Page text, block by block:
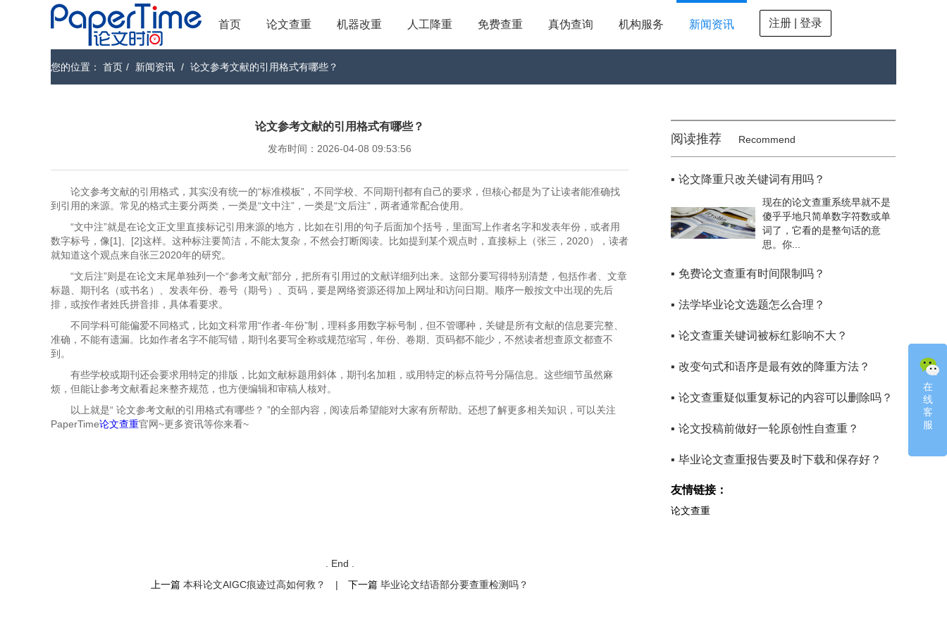
首页 论文查重 机器改重 人工降重 免费查重 真伪查询 机构服务 新闻资讯 注册 | 登录
在
线
客
服
您的位置： 首页 / 新闻资讯 / 论文参考文献的引用格式有哪些？
论文参考文献的引用格式有哪些？
发布时间：2026-04-08 09:53:56
论文参考文献的引用格式，其实没有统一的“标准模板”，不同学校、不同期刊都有自己的要求，但核心都是为了让读者能准确找
到引用的来源。常见的格式主要分两类，一类是“文中注”，一类是“文后注”，两者通常配合使用。
“文中注”就是在论文正文里直接标记引用来源的地方，比如在引用的句子后面加个括号，里面写上作者名字和发表年份，或者用
数字标号，像[1]、[2]这样。这种标注要简洁，不能太复杂，不然会打断阅读。比如提到某个观点时，直接标上（张三，2020），读者
就知道这个观点来自张三2020年的研究。
“文后注”则是在论文末尾单独列一个“参考文献”部分，把所有引用过的文献详细列出来。这部分要写得特别清楚，包括作者、文章
标题、期刊名（或书名）、发表年份、卷号（期号）、页码，要是网络资源还得加上网址和访问日期。顺序一般按文中出现的先后
排，或按作者姓氏拼音排，具体看要求。
不同学科可能偏爱不同格式，比如文科常用“作者-年份”制，理科多用数字标号制，但不管哪种，关键是所有文献的信息要完整、
准确，不能有遗漏。比如作者名字不能写错，期刊名要写全称或规范缩写，年份、卷期、页码都不能少，不然读者想查原文都查不
到。
有些学校或期刊还会要求用特定的排版，比如文献标题用斜体，期刊名加粗，或用特定的标点符号分隔信息。这些细节虽然麻
烦，但能让参考文献看起来整齐规范，也方便编辑和审稿人核对。
以上就是“ 论文参考文献的引用格式有哪些？ ”的全部内容，阅读后希望能对大家有所帮助。还想了解更多相关知识，可以关注
PaperTime论文查重官网~更多资讯等你来看~
. End .
上一篇 本科论文AIGC痕迹过高如何救？ | 下一篇 毕业论文结语部分要查重检测吗？
阅读推荐 Recommend
▪ 论文降重只改关键词有用吗？
现在的论文查重系统早就不是
傻乎乎地只简单数字符数或单
词了，它看的是整句话的意
思。你...
▪ 免费论文查重有时间限制吗？
▪ 法学毕业论文选题怎么合理？
▪ 论文查重关键词被标红影响不大？
▪ 改变句式和语序是最有效的降重方法？
▪ 论文查重疑似重复标记的内容可以删除吗？
▪ 论文投稿前做好一轮原创性自查重？
▪ 毕业论文查重报告要及时下载和保存好？
友情链接：
论文查重
在
线
客
服